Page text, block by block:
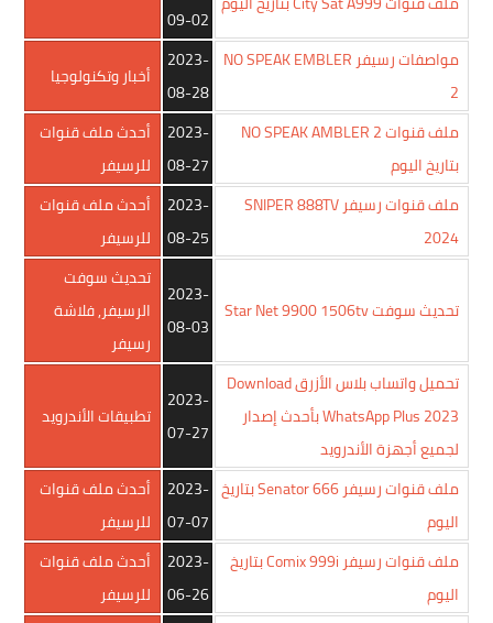
09-02
مواصفات رسيفر NO SPEAK EMBLER
2
2023-
08-28
أخبار وتكنولوجيا
ملف قنوات NO SPEAK AMBLER 2
بتاريخ اليوم
2023-
08-27
أحدث ملف قنوات
للرسيفر
ملف قنوات رسيفر SNIPER 888TV
2024
2023-
08-25
أحدث ملف قنوات
للرسيفر
تحديث سوفت Star Net 9900 1506tv
2023-
08-03
تحديث سوفت
الرسيفر,فلاشة
رسيفر
تحميل واتساب بلاس الأزرق Download
WhatsApp Plus 2023 بأحدث إصدار
لجميع أجهزة الأندرويد
2023-
07-27
تطبيقات الأندرويد
ملف قنوات رسيفر Senator 666 بتاريخ
اليوم
2023-
07-07
أحدث ملف قنوات
للرسيفر
ملف قنوات رسيفر Comix 999i بتاريخ
اليوم
2023-
06-26
أحدث ملف قنوات
للرسيفر